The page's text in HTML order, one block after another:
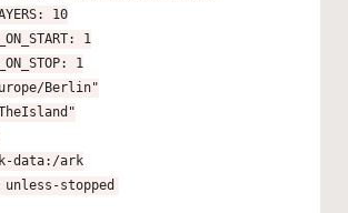
10
1
1
Berlin"
data:/ark
stopped